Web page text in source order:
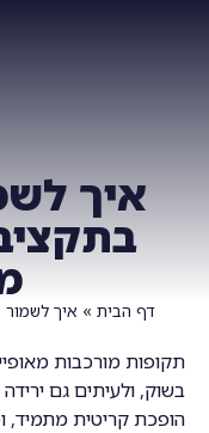
איך
דף הבית » איך
תקופות מורכבות
בשוק, ולעיתים גם
הופכת קריטית מתמיד,